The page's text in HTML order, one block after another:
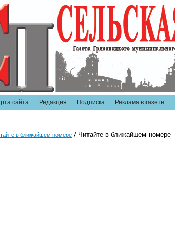
сайта Редакция Подписка Реклама в газете
в ближайшем номере Читайте в ближайшем номере